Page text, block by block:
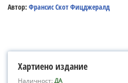
Автор: Франсис Скот Фицджералд
Хартиено издание
Наличност:ДА